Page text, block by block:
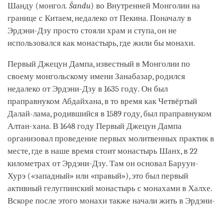
Шанду (монгол. Šandu) во Внутренней Монголии на
границе с Китаем, недалеко от Пекина. Поначалу в
Эрдэни-Дзу просто стояли храм и ступа, он не
использовался как монастырь, где жили бы монахи.
Первый Джецун Дампа, известный в Монголии по
своему монгольскому имени Занабазар, родился
недалеко от Эрдэни-Дзу в 1635 году. Он был
праправнуком Абдайхана, в то время как Четвёртый
Далай-лама, родившийся в 1589 году, был праправнуком
Алтан-хана. В 1648 году Первый Джецун Дампа
организовал проведение первых молитвенных практик в
месте, где в наше время стоит монастырь Шанх, в 22
километрах от Эрдэни-Дзу. Там он основал Баруун-
Хурэ («западный» или «правый»), это был первый
активный гелугпинский монастырь с монахами в Халхе.
Вскоре после этого монахи также начали жить в Эрдэни-